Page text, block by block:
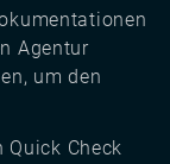
Agentur
um den
Quick Check